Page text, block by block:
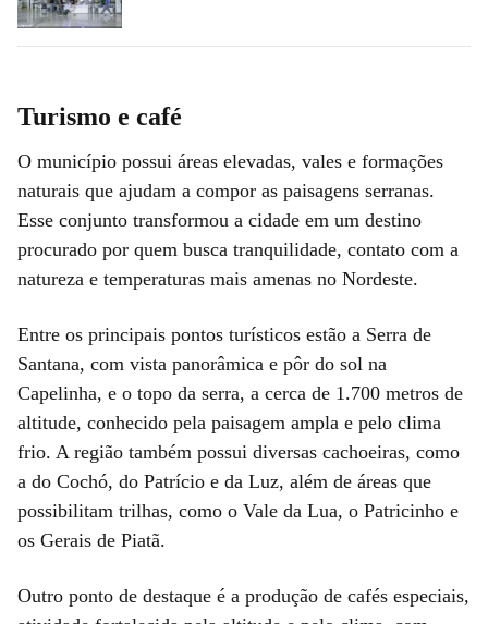
Turismo e café
O município possui áreas elevadas, vales e formações
naturais que ajudam a compor as paisagens serranas.
Esse conjunto transformou a cidade em um destino
procurado por quem busca tranquilidade, contato com a
natureza e temperaturas mais amenas no Nordeste.
Entre os principais pontos turísticos estão a Serra de
Santana, com vista panorâmica e pôr do sol na
Capelinha, e o topo da serra, a cerca de 1.700 metros de
altitude, conhecido pela paisagem ampla e pelo clima
frio. A região também possui diversas cachoeiras, como
a do Cochó, do Patrício e da Luz, além de áreas que
possibilitam trilhas, como o Vale da Lua, o Patricinho e
os Gerais de Piatã.
Outro ponto de destaque é a produção de cafés especiais,